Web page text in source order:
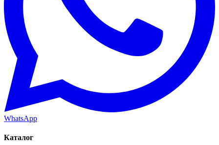
WhatsApp
Каталог